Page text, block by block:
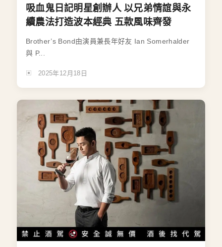
吸血鬼日記明星創辦人 以兄弟情誼與永
續農法打造波本經典 五款風味齊發
Brother’s Bond由演員兼長年好友 Ian Somerhalder
與 P...
2025年12月18日